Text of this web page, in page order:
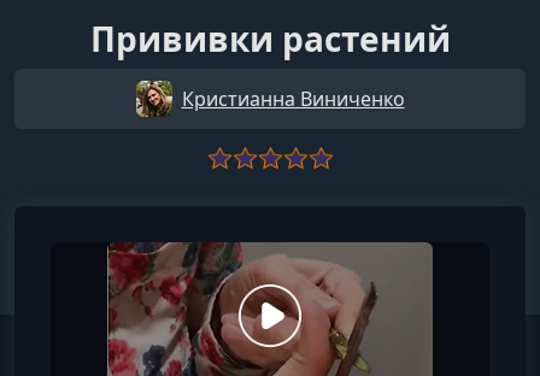
Прививки растений
Кристианна Виниченко